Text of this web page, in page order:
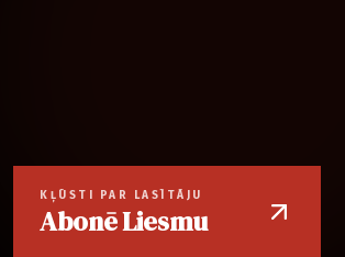
KĻŪSTI PAR LASĪTĀJU
Abonē Liesmu